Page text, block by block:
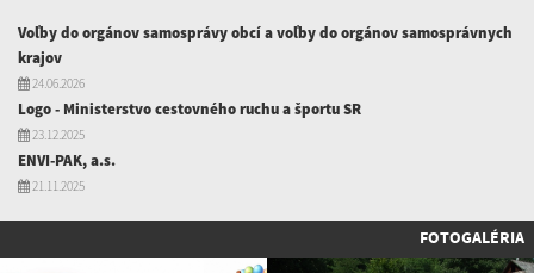
Voľby do orgánov samosprávy obcí a voľby do orgánov samosprávnych
krajov
24.06.2026
Logo - Ministerstvo cestovného ruchu a športu SR
23.12.2025
ENVI-PAK, a.s.
21.11.2025
FOTOGALÉRIA